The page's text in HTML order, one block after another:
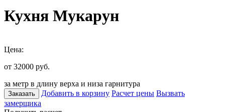
Кухня Мукарун
Цена:
от 32000 руб.
за метр в длину верха и низа гарнитура
Заказать Добавить в корзину Расчет цены Вызвать
замерщика